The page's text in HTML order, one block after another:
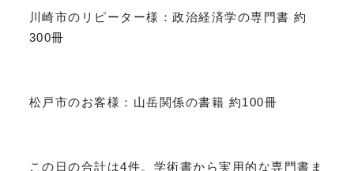
川崎市のリピーター様：政治経済学の専門書 約
300冊
松戸市のお客様：山岳関係の書籍 約100冊
この日の合計は4件。学術書から実用的な専門書ま